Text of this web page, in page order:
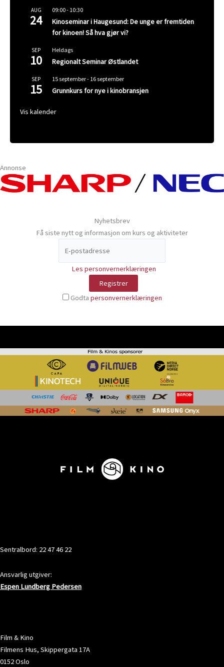
AUG
24
09:00- 10:30
Kinoseminar i Haugesund: De unge er fremtiden
for kinoen! Så hva gjør vi?
SEP
10
Heldags
Regionalt Seminar Østlandet
SEP
15
15 september- 16 september
Grunnkurs for nye i kinobransjen
Vis kalender
Annonse
Nyhetsbrev
Få siste nytt og informasjon om kurs og aktiviteter
Les personvernerklæringen
Godta personvernerklæringen
Sentralbord: 22 47 46 22
Ansvarlig utgiver:
Espen Lundberg Pedersen
Film & Kino
Filmens Hus, Skippergata 17A
0152 Oslo